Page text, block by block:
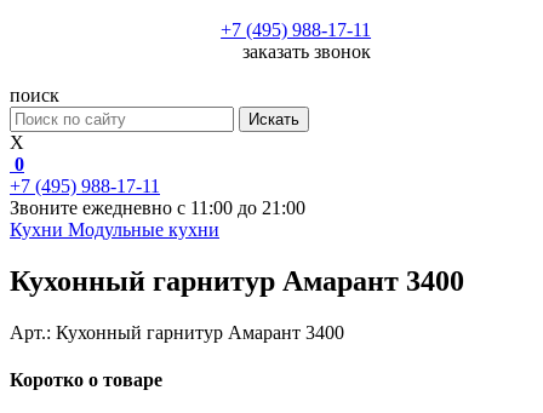
+7 (495) 988-17-11
заказать звонок
поиск
Искать
X
0
+7 (495) 988-17-11
Звоните ежедневно с 11:00 до 21:00
Кухни Модульные кухни
Кухонный гарнитур Амарант 3400
Арт.: Кухонный гарнитур Амарант 3400
Коротко о товаре